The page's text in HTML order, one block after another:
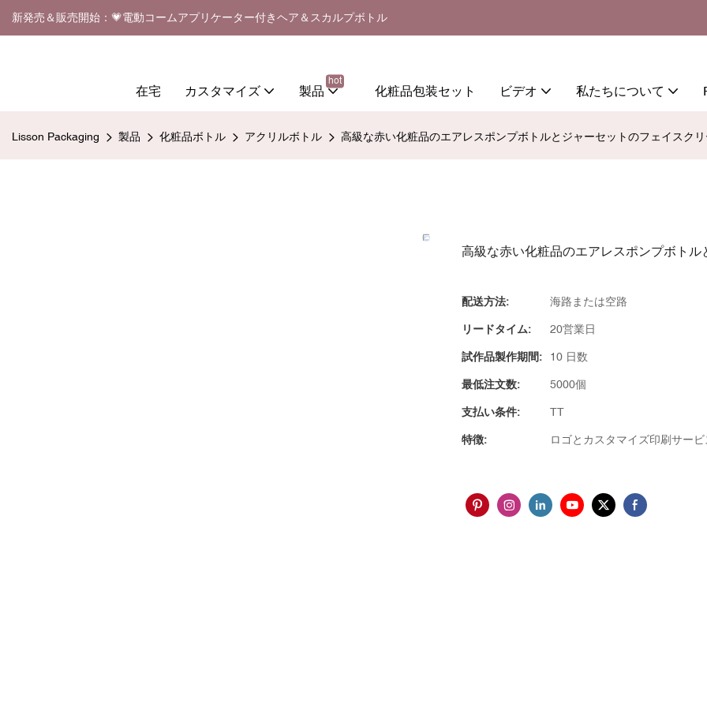
新発売＆販売開始：💗電動コームアプリケーター付きヘア＆スカルプボトル
在宅 カスタマイズ 製品
hot
化粧品包装セット ビデオ 私たちについて
Lisson Packaging 製品 化粧品ボトル アクリルボトル 高級な赤い化粧品のエアレスポンプボトルとジャーセットのフェイスク
高級な赤い化粧品のエアレスポンプボト
配送方法: 海路または空路
リードタイム: 20営業日
試作品製作期間: 10 日数
最低注文数: 5000個
支払い条件: TT
特徴: ロゴとカスタマイズ印刷サービ